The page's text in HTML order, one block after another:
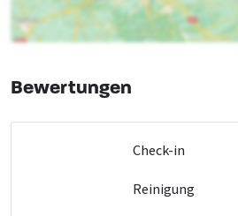
Küchenboden : Plavuizen
Art des Herds: Gas
Backofen
Badezimmer 2
Waschbecken: 1
Bewertungen
Check-in
Reinigung